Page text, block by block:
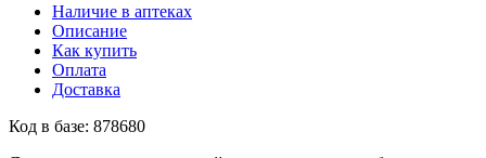
Наличие в аптеках
Описание
Как купить
Оплата
Доставка
Код в базе: 878680